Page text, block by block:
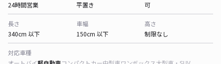
24時間営業
平置き
可
長さ
340cm 以下
車幅
150cm 以下
高さ
制限なし
対応車種